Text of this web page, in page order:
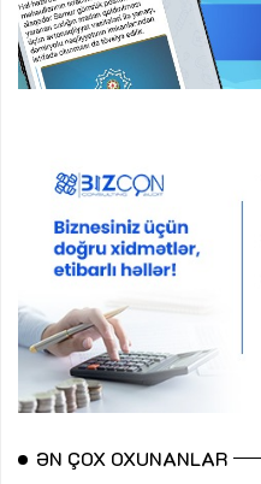
ƏN ÇOX OXUNANLAR